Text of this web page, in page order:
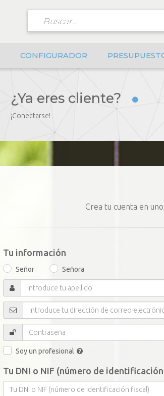
CONFIGURADOR
¿Ya eres cliente?
¡Conectarse!
Crea tu cuenta en
Tu información
Tratamiento
Señor
Señora
Introduce
tu
apellido
Introduce
tu
dirección
de
correo
electrónico
Contraseña
Soy un profesional
Tu DNI o NIF (número de
Tu